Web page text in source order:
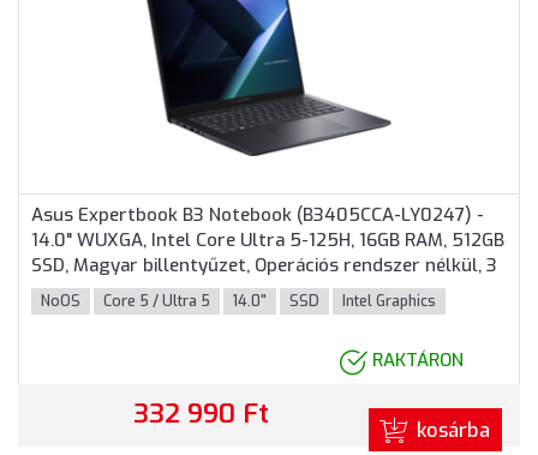
Asus Expertbook B3 Notebook (B3405CCA-LY0247) -
14.0" WUXGA, Intel Core Ultra 5-125H, 16GB RAM, 512GB
SSD, Magyar billentyűzet, Operációs rendszer nélkül, 3
év garancia, Sötétszürke színben
NoOS Core 5 / Ultra 5 14.0" SSD Intel Graphics
RAKTÁRON
332 990 Ft kosárba